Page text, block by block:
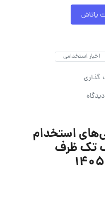
یاتاش
اخبار استخدامی
گذاری
استخدام
تک ظرف